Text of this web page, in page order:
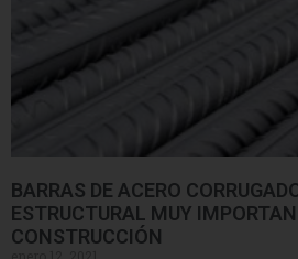
BARRAS DE ACERO
ESTRUCTURAL MUY
CONSTRUCCIÓN